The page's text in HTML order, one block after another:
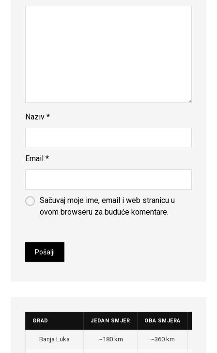
Naziv*
Email*
Sačuvaj moje ime, email i web stranicu u
ovom browseru za buduće komentare.
GRAD JEDAN SMJER OBA SMJERA
Banja Luka ~180 km ~360 km